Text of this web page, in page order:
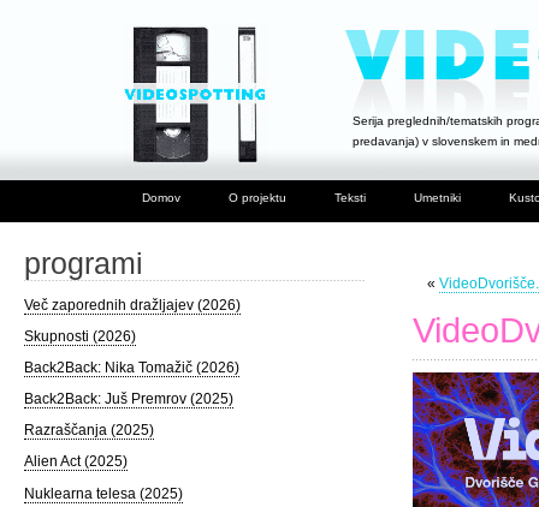
Serija preglednih/tematskih
predavanja) v slovenskem in
Domov O projektu Teksti Umetniki
«
programi
Več zaporednih dražljajev (2026)
Skupnosti (2026)
Back2Back: Nika Tomažič (2026)
Back2Back: Juš Premrov (2025)
Razraščanja (2025)
Alien Act (2025)
Nuklearna telesa (2025)